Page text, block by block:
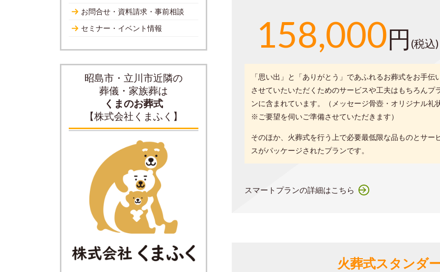
158,000円 (税込)
「思い出」と「ありがとう」であふれるお葬式をお手伝
させていたいただくためのサービスや工夫はもちろんプ
ンに含まれています。（メッセージ骨壺・オリジナル礼
※ご要望を伺いご準備させていただきます）
そのほか、火葬式を行う上で必要最低限な品ものとサー
スがパッケージされたプランです。
スマートプランの詳細はこちら
火葬式スタンダ
お問合せ・資料請求・事前相談
セミナー・イベント情報
昭島市・立川市近隣の
葬儀・家族葬は
くまのお葬式
【株式会社くまふく】